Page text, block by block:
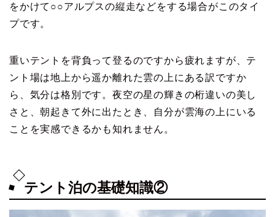
をかけて○○アルプスの縦走などをする場合がこのタイ
プです。
重いテントを背負って登るのですから疲れますが、テ
ント場は地上から遥か離れた雲の上にある訳ですか
ら、気分は格別です。夜空の星の輝きの桁違いの美し
さと、朝起きて外に出たとき、自分が雲海の上にいる
ことを実感できるかも知れません。
テント泊の基礎知識②